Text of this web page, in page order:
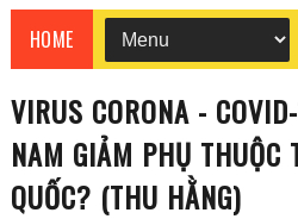
HOME
VIRUS CORONA -
NAM GIẢM PHỤ THUỘC
QUỐC? (THU HẰNG)